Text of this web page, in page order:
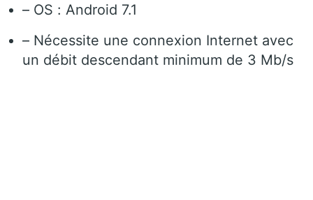
– OS : Android 7.1
– Nécessite une connexion Internet avec
un débit descendant minimum de 3 Mb/s